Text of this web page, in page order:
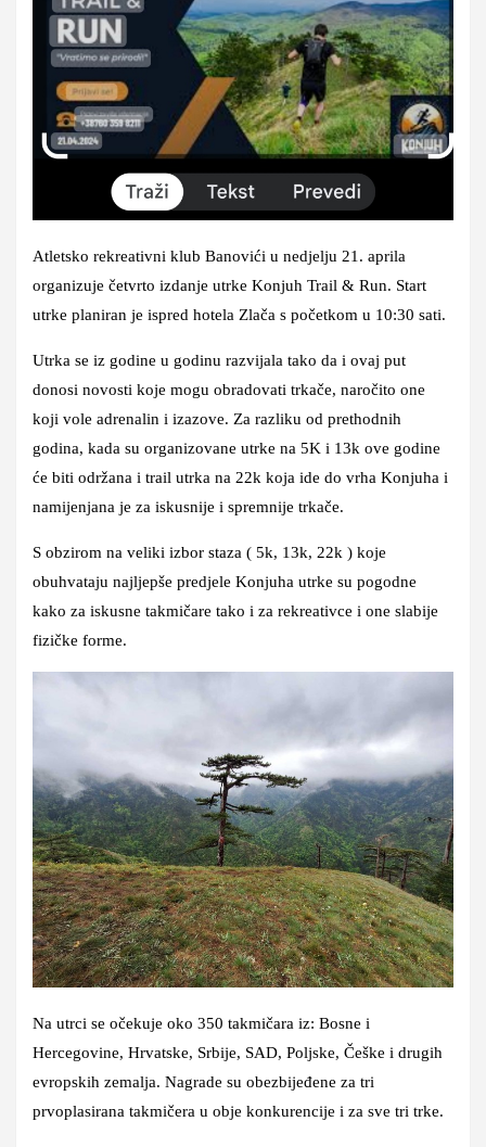
Atletsko rekreativni klub Banovići u nedjelju 21. aprila
organizuje četvrto izdanje utrke Konjuh Trail & Run. Start
utrke planiran je ispred hotela Zlača s početkom u 10:30 sati.
Utrka se iz godine u godinu razvijala tako da i ovaj put
donosi novosti koje mogu obradovati trkače, naročito one
koji vole adrenalin i izazove. Za razliku od prethodnih
godina, kada su organizovane utrke na 5K i 13k ove godine
će biti održana i trail utrka na 22k koja ide do vrha Konjuha i
namijenjana je za iskusnije i spremnije trkače.
S obzirom na veliki izbor staza ( 5k, 13k, 22k ) koje
obuhvataju najljepše predjele Konjuha utrke su pogodne
kako za iskusne takmičare tako i za rekreativce i one slabije
fizičke forme.
Na utrci se očekuje oko 350 takmičara iz: Bosne i
Hercegovine, Hrvatske, Srbije, SAD, Poljske, Češke i drugih
evropskih zemalja. Nagrade su obezbijeđene za tri
prvoplasirana takmičera u obje konkurencije i za sve tri trke.